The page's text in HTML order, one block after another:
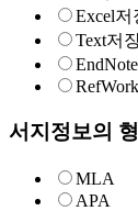
Excel저
Text저
서지정보의
MLA
APA